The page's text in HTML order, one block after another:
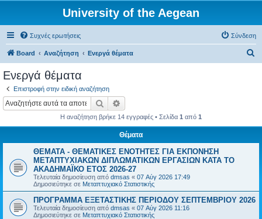
University of the Aegean
Συχνές ερωτήσεις Σύνδεση
Board Αναζήτηση Ενεργά θέματα
Ενεργά θέματα
Επιστροφή στην ειδική αναζήτηση
Αναζήτηση
Η αναζήτηση βρήκε 14 εγγραφές • Σελίδα 1 από 1
Θέματα
ΘΕΜΑΤΑ - ΘΕΜΑΤΙΚΕΣ ΕΝΟΤΗΤΕΣ ΓΙΑ ΕΚΠΟΝΗΣΗ
ΜΕΤΑΠΤΥΧΙΑΚΩΝ ΔΙΠΛΩΜΑΤΙΚΩΝ ΕΡΓΑΣΙΩΝ ΚΑΤΑ ΤΟ
ΑΚΑΔΗΜΑΪΚΟ ΕΤΟΣ 2026-27
Τελευταία δημοσίευση από dmsas « 07 Αύγ 2026 17:49
Δημοσιεύτηκε σε Μεταπτυχιακό Στατιστικής
ΠΡΟΓΡΑΜΜΑ ΕΞΕΤΑΣΤΙΚΗΣ ΠΕΡΙΟΔΟΥ ΣΕΠΤΕΜΒΡΙΟΥ 2026
Τελευταία δημοσίευση από dmsas « 07 Αύγ 2026 11:16
Δημοσιεύτηκε σε Μεταπτυχιακό Στατιστικής